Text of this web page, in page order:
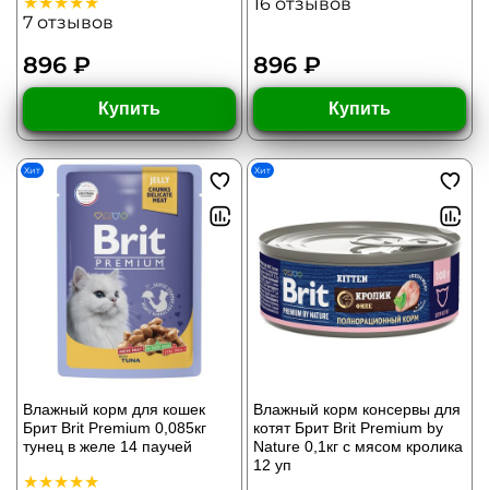
7 отзывов
896 ₽
Купить
896 ₽
Купить
Хит
Влажный корм для кошек
Брит Brit Premium 0,085кг
тунец в желе 14 паучей
Хит
Влажный корм консервы для
котят Брит Brit Premium by
Nature 0,1кг с мясом кролика
12 уп